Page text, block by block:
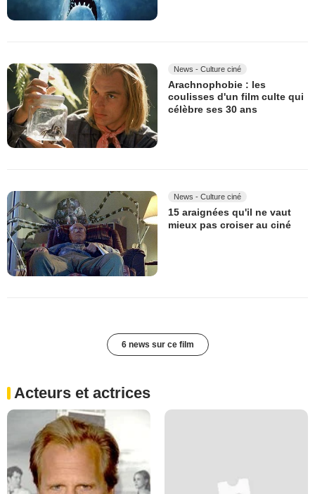
News - Culture ciné
Arachnophobie : les
coulisses d'un film culte qui
célèbre ses 30 ans
News - Culture ciné
15 araignées qu'il ne vaut
mieux pas croiser au ciné
6 news sur ce film
Acteurs et actrices